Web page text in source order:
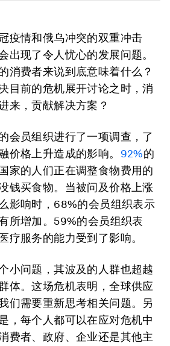
疫情和俄乌冲突的双重冲击
出现了令人忧心的发展问题。
消费者来说到底意味着什么？
目前的危机展开讨论之时，消
来，贡献解决方案？
会员组织进行了一项调查，了
价格上升造成的影响。 92%的
家的人们正在调整食物费用的
钱买食物。当被问及价格上涨
影响时，68%的会员组织表示
所增加。59%的会员组织表
疗服务的能力受到了影响。
小问题，其波及的人群也超越
体。这场危机表明，全球供应
们需要重新思考相关问题。另
，每个人都可以在应对危机中
费者、政府、企业还是其他主